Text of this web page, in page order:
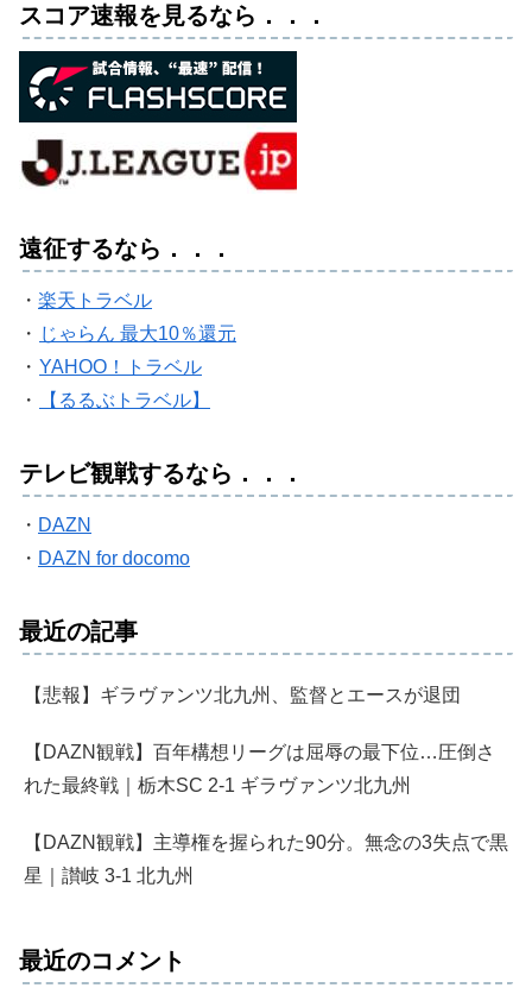
スコア速報を見るなら．．．
遠征するなら．．．
・ 楽天トラベル
・ じゃらん 最大10％還元
・ YAHOO！トラベル
・
【るるぶトラベル】
テレビ観戦するなら．．．
・ DAZN
・ DAZN for docomo
最近の記事
【悲報】ギラヴァンツ北九州、監督とエースが退団
【DAZN観戦】百年構想リーグは屈辱の最下位…圧倒さ
れた最終戦｜栃木SC 2-1 ギラヴァンツ北九州
【DAZN観戦】主導権を握られた90分。無念の3失点で黒
星｜讃岐 3-1 北九州
最近のコメント